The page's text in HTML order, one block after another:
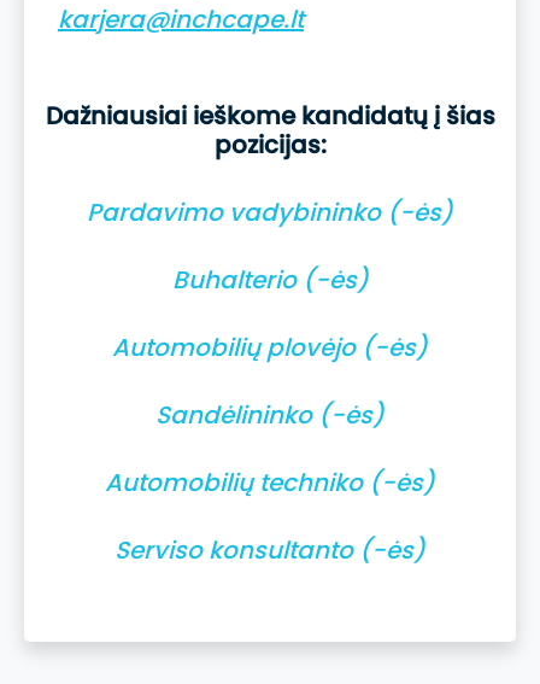
karjera@inchcape.lt
Dažniausiai ieškome kandidatų į šias
pozicijas:
Pardavimo vadybininko (-ės)
Buhalterio (-ės)
Automobilių plovėjo (-ės)
Sandėlininko (-ės)
Automobilių techniko (-ės)
Serviso konsultanto (-ės)